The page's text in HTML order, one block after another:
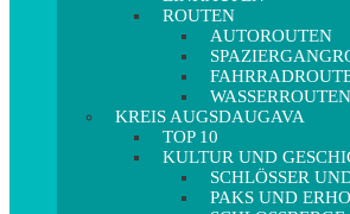
ROUTEN
AUTOROUTEN
WASSERROUTEN
KREIS AUGSDAUGAVA
TOP 10
KULTUR UND
SCHLÖSSER
PAKS UND